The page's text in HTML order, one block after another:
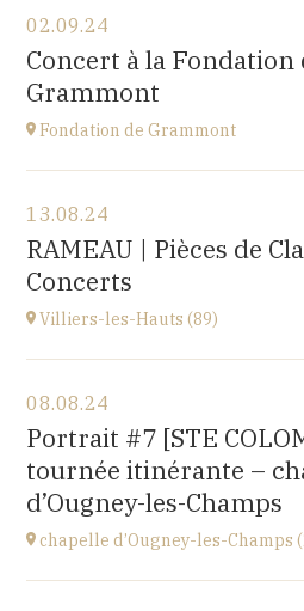
Château d'Aigle
Place du Château 1, 1860 Aigle,
à20H00
02.09.24
Concert à la Fondation
Grammont
Fondation de Grammont
Fondation de Grammont
205 rue de l'Hôpital, 70110
à14H
13.08.24
RAMEAU | Pièces de
Concerts
Villiers-les-Hauts (89)
église de Villiers-les-Hauts
89160
à20H30
Accéder au site
08.08.24
Portrait #7 [STE
tournée itinérante –
d’Ougney-les-Champs
chapelle d’Ougney-les-Champs